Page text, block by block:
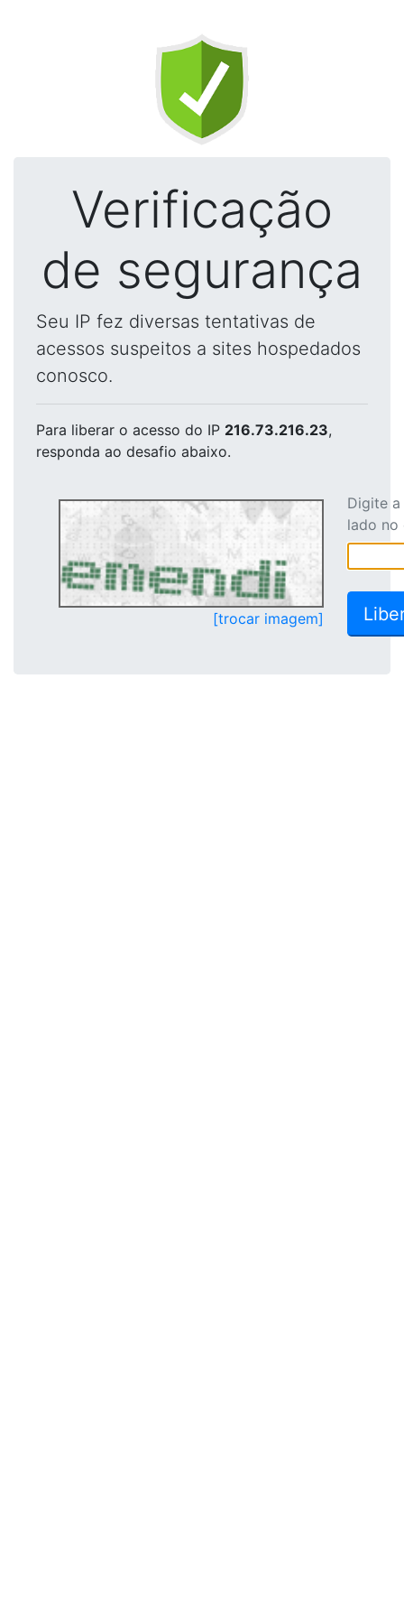
Verificação
de segurança
Seu IP fez diversas tentativas de
acessos suspeitos a sites hospedados
conosco.
Para liberar o acesso do IP 216.73.216.23,
responda ao desafio abaixo.
[trocar imagem]
Digite
lado no